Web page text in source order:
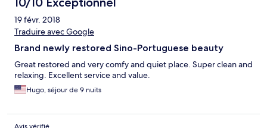
19 févr. 2018
Traduire avec Google
Brand newly restored Sino-Portuguese beauty
Great restored and very comfy and quiet place. Super clean and
relaxing. Excellent service and value.
Hugo, séjour de 9 nuits